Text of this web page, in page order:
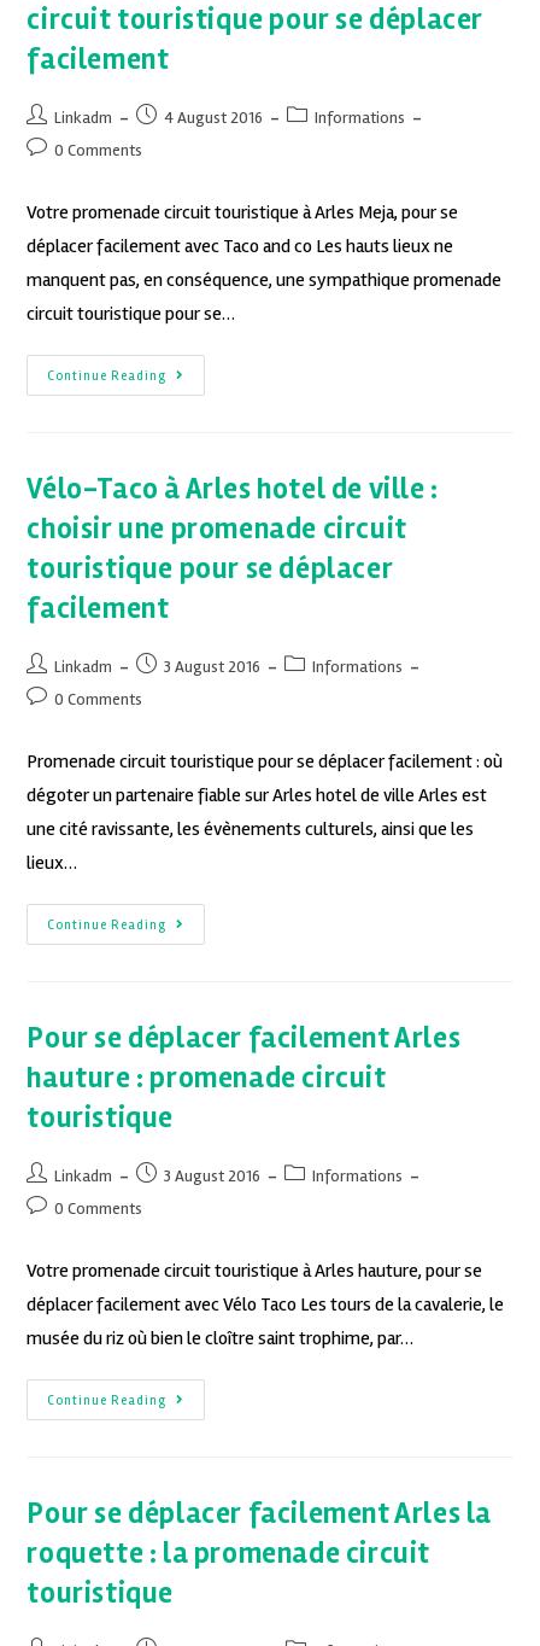
circuit touristique pour se déplacer
facilement
Linkadm 4 August 2016
Informations
0 Comments
Votre promenade circuit touristique à Arles Meja, pour se
déplacer facilement avec Taco and co Les hauts lieux ne
manquent pas, en conséquence, une sympathique promenade
circuit touristique pour se…
Continue Reading
Vélo-Taco à Arles hotel de ville :
choisir une promenade circuit
touristique pour se déplacer
facilement
Linkadm 3 August 2016
Informations
0 Comments
Promenade circuit touristique pour se déplacer facilement : où
dégoter un partenaire fiable sur Arles hotel de ville Arles est
une cité ravissante, les évènements culturels, ainsi que les
lieux…
Continue Reading
Pour se déplacer facilement Arles
hauture : promenade circuit
touristique
Linkadm 3 August 2016
Informations
0 Comments
Votre promenade circuit touristique à Arles hauture, pour se
déplacer facilement avec Vélo Taco Les tours de la cavalerie, le
musée du riz où bien le cloître saint trophime, par…
Continue Reading
Pour se déplacer facilement Arles la
roquette : la promenade circuit
touristique